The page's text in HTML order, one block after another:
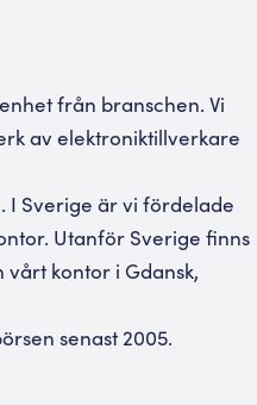
från branschen. Vi
av elektroniktillverkare
I Sverige är vi fördelade
Utanför Sverige finns
kontor i Gdansk,
senast 2005.